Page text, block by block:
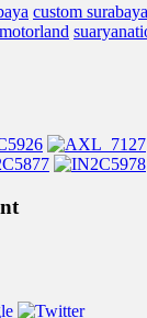
custom surabaya